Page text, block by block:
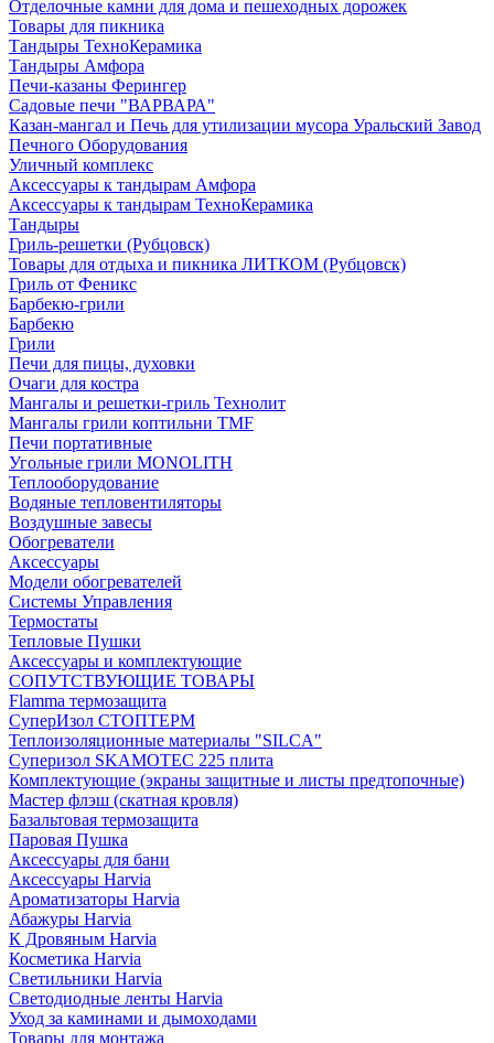
Отделочные камни для дома и пешеходных дорожек
Товары для пикника
Тандыры ТехноКерамика
Тандыры Амфора
Печи-казаны Ферингер
Садовые печи "ВАРВАРА"
Казан-мангал и Печь для утилизации мусора Уральский Завод
Печного Оборудования
Уличный комплекс
Аксессуары к тандырам Амфора
Аксессуары к тандырам ТехноКерамика
Тандыры
Гриль-решетки (Рубцовск)
Товары для отдыха и пикника ЛИТКОМ (Рубцовск)
Гриль от Феникс
Барбекю-грили
Барбекю
Грили
Печи для пицы, духовки
Очаги для костра
Мангалы и решетки-гриль Технолит
Мангалы грили коптильни TMF
Печи портативные
Угольные грили MONOLITH
Теплооборудование
Водяные тепловентиляторы
Воздушные завесы
Обогреватели
Аксессуары
Модели обогревателей
Системы Управления
Термостаты
Тепловые Пушки
Аксессуары и комплектующие
СОПУТСТВУЮЩИЕ ТОВАРЫ
Flamma термозащита
СуперИзол СТОПТЕРМ
Теплоизоляционные материалы "SILCA"
Суперизол SKAMOTEC 225 плита
Комплектующие (экраны защитные и листы предтопочные)
Мастер флэш (скатная кровля)
Базальтовая термозащита
Паровая Пушка
Аксессуары для бани
Аксессуары Harvia
Ароматизаторы Harvia
Абажуры Harvia
К Дровяным Harvia
Косметика Harvia
Светильники Harvia
Светодиодные ленты Harvia
Уход за каминами и дымоходами
Товары для монтажа